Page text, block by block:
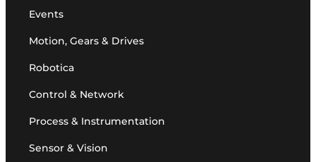
Events
Motion, Gears & Drives
Robotica
Control & Network
Process & Instrumentation
Sensor & Vision